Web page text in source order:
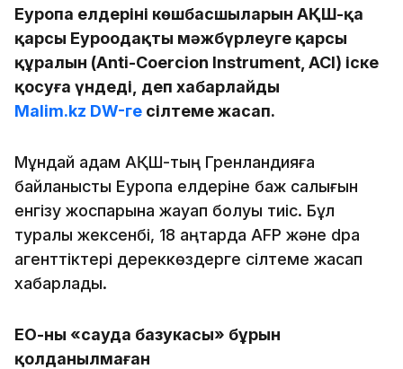
Еуропа елдерінің көшбасшыларын АҚШ-қа
қарсы Еуроодақтың мәжбүрлеуге қарсы
құралын (Anti-Coercion Instrument, ACI) іске
қосуға үндеді, деп хабарлайды
Malim.kz DW-ге сілтеме жасап.
Мұндай қадам АҚШ-тың Гренландияға
байланысты Еуропа елдеріне баж салығын
енгізу жоспарына жауап болуы тиіс. Бұл
туралы жексенбі, 18 қаңтарда AFP және dpa
агенттіктері дереккөздерге сілтеме жасап
хабарлады.
ЕО-ның «сауда базукасы» бұрын
қолданылмаған